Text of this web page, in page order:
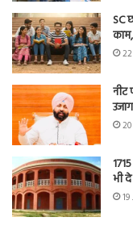
SC
नीट
भी दे